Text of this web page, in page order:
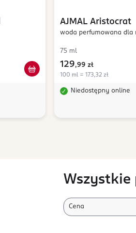
AJMAL Aristocrat
woda perfumowana dla
75 ml
129,99 zł
100 ml = 173,32 zł
Niedostępny online
Cena